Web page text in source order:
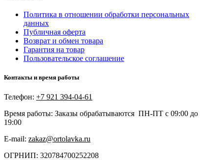
Политика в отношении обработки персональных
данных
Публичная оферта
Возврат и обмен товара
Гарантия на товар
Пользовательское соглашение
Контакты и время работы
Телефон: +7 921 394-04-61
Время работы: Заказы обрабатываются ПН-ПТ с 09:00 до
19:00
E-mail: zakaz@ortolavka.ru
ОГРНИП: 320784700252208